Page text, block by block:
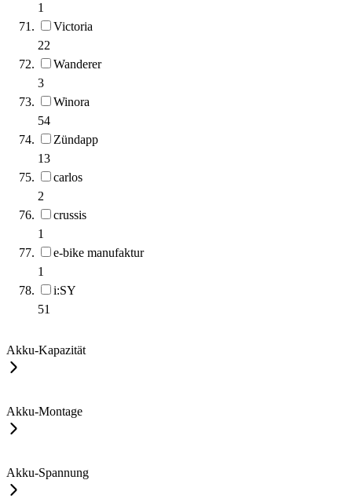
1
Victoria
22
Wanderer
3
Winora
54
Zündapp
13
carlos
2
crussis
1
e-bike manufaktur
1
i:SY
51
Akku-Kapazität
Akku-Montage
Akku-Spannung